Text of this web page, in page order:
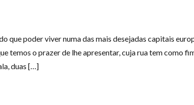
Username
que poder viver numa das mais desejadas capitais
temos o prazer de lhe apresentar, cuja rua tem como
duas […]